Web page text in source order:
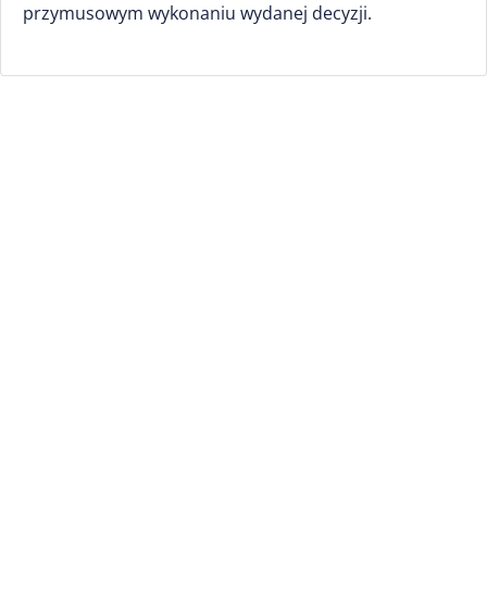
przymusowym wykonaniu wydanej decyzji.